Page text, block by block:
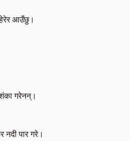
आउँछु।
गरेनन्।
नदी पार गरे।